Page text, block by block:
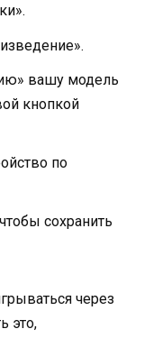
вашу модель
кнопкой
по
сохранить
через
это,